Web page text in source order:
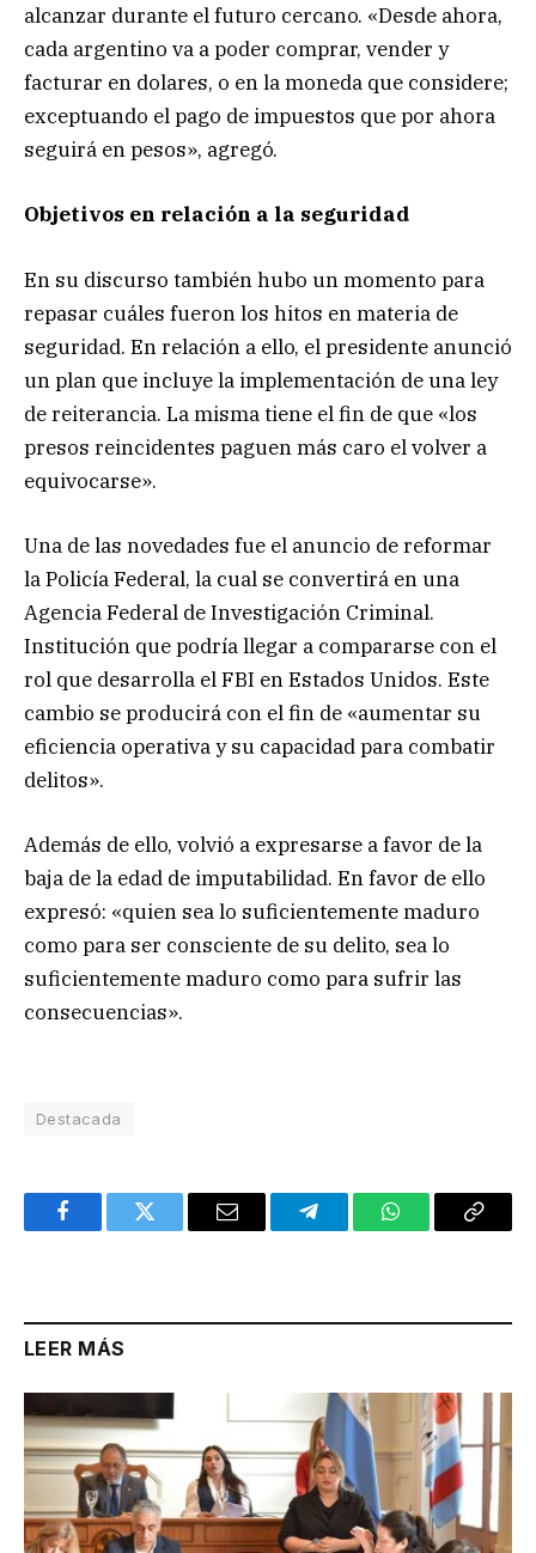
alcanzar durante el futuro cercano. «Desde ahora,
cada argentino va a poder comprar, vender y
facturar en dolares, o en la moneda que considere;
exceptuando el pago de impuestos que por ahora
seguirá en pesos», agregó.
Objetivos en relación a la seguridad
En su discurso también hubo un momento para
repasar cuáles fueron los hitos en materia de
seguridad. En relación a ello, el presidente anunció
un plan que incluye la implementación de una ley
de reiterancia. La misma tiene el fin de que «los
presos reincidentes paguen más caro el volver a
equivocarse».
Una de las novedades fue el anuncio de reformar
la Policía Federal, la cual se convertirá en una
Agencia Federal de Investigación Criminal.
Institución que podría llegar a compararse con el
rol que desarrolla el FBI en Estados Unidos. Este
cambio se producirá con el fin de «aumentar su
eficiencia operativa y su capacidad para combatir
delitos».
Además de ello, volvió a expresarse a favor de la
baja de la edad de imputabilidad. En favor de ello
expresó: «quien sea lo suficientemente maduro
como para ser consciente de su delito, sea lo
suficientemente maduro como para sufrir las
consecuencias».
Destacada
FacebookTwitter Email TelegramWhatsAppCopy
LEER MÁS